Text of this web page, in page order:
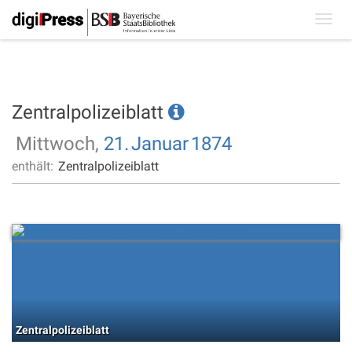
Zentralpolizeiblatt
Mittwoch, 21.Januar1874
enthält: Zentralpolizeiblatt
Zentralpolizeiblatt